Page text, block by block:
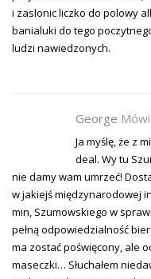
i zaslonic liczko do polowy
banialuki do tego
ludzi nawiedzonych.
George Mówi
Ja myślę, że z
deal. Wy tu
nie damy wam umrzeć!
w jakiejś międzynarodowej
min, Szumowskiego w
pełną odpowiedzialność
ma zostać poświęcony, ale
maseczki… Słuchałem